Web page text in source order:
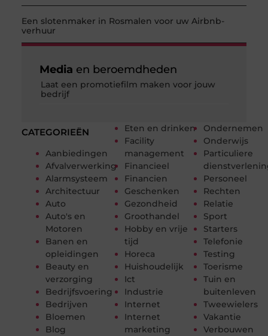
Een slotenmaker in Rosmalen voor uw Airbnb-
verhuur
CATEGORIEËN
Aanbiedingen
Afvalverwerking
Alarmsysteem
Architectuur
Auto
Auto's en
Motoren
Banen en
opleidingen
Beauty en
verzorging
Bedrijfsvoering
Bedrijven
Bloemen
Blog
Eten en drinken
Facility
management
Financieel
Financien
Geschenken
Gezondheid
Groothandel
Hobby en vrije
tijd
Horeca
Huishoudelijk
Ict
Industrie
Internet
Internet
marketing
Ondernemen
Onderwijs
Particuliere
Personeel
Rechten
Relatie
Sport
Starters
Telefonie
Testing
Toerisme
Tuin en
buitenleven
Tweewielers
Vakantie
Verbouwen
Media en beroemdheden
Laat een promotiefilm maken voor jouw
bedrijf